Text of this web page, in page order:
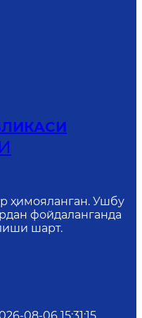
ҳимояланган. Ушбу
фойдаланганда
шарт.